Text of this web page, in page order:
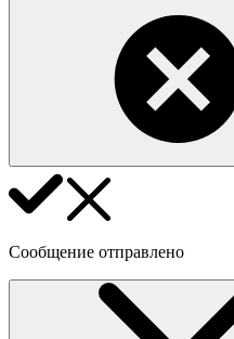
Сообщение отправлено